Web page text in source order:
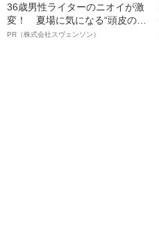
36歳男性ライターのニオイが激
変！ 夏場に気になる“頭皮のニ
オイ”や“ベタつき”を解消す
PR（株式会社スヴェンソン）